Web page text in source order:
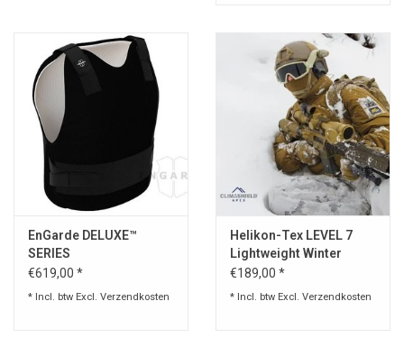
EnGarde DELUXE™
SERIES
€619,00 *
* Incl. btw Excl. Verzendkosten
Helikon-Tex LEVEL 7
Lightweight Winter
Jacket - Climashield®
Apex
€189,00 *
* Incl. btw Excl. Verzendkosten